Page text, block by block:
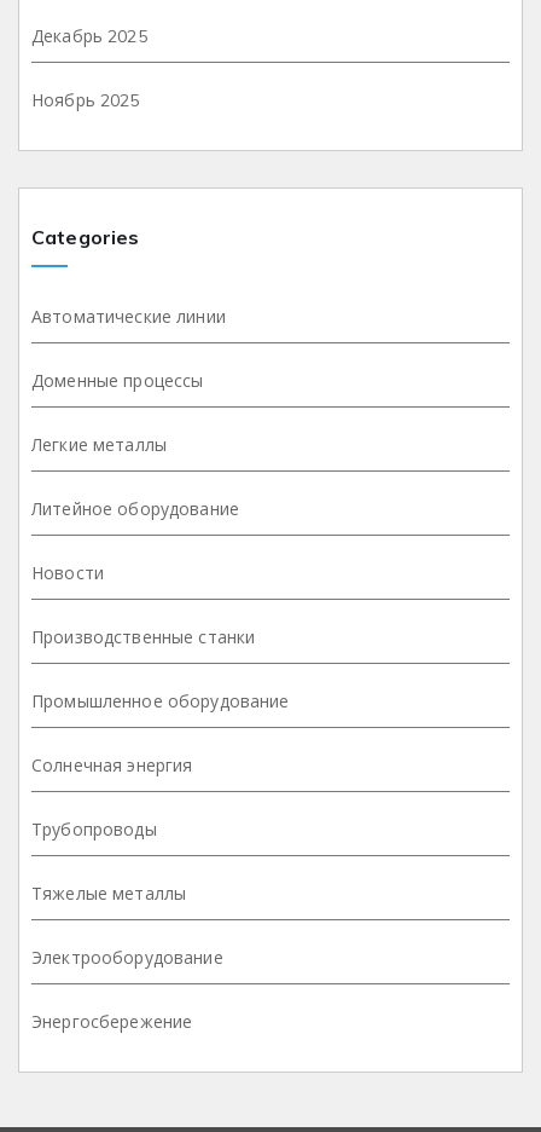
Декабрь 2025
Ноябрь 2025
Categories
Автоматические линии
Доменные процессы
Легкие металлы
Литейное оборудование
Новости
Производственные станки
Промышленное оборудование
Солнечная энергия
Трубопроводы
Тяжелые металлы
Электрооборудование
Энергосбережение